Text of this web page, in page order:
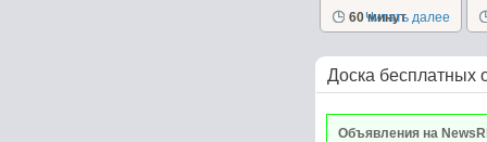
повседневный...
60 минут
Читать далее
Доска бесплатных
Объявления на